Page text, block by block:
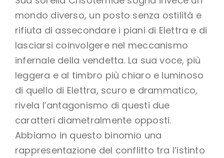
mondo diverso, un posto senza ostilità e
rifiuta di assecondare i piani di Elettra e di
lasciarsi coinvolgere nel meccanismo
infernale della vendetta. La sua voce, più
leggera e al timbro più chiaro e luminoso
di quello di Elettra, scuro e drammatico,
rivela l’antagonismo di questi due
caratteri diametralmente opposti.
Abbiamo in questo binomio una
rappresentazione del conflitto tra l’istinto